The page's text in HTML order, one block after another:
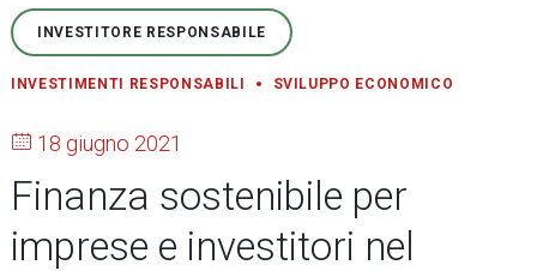
INVESTITORE RESPONSABILE
INVESTIMENTI RESPONSABILI SVILUPPO ECONOMICO
18 giugno 2021
Finanza sostenibile per
imprese e investitori nel